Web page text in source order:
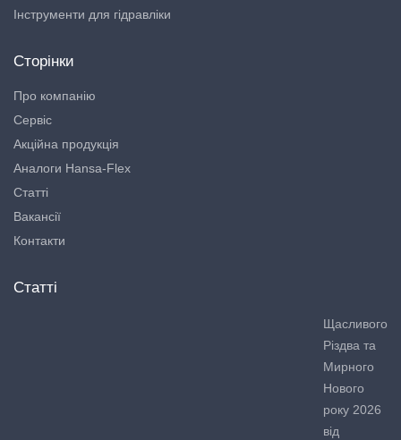
Інструменти для гідравліки
Сторінки
Про компанію
Сервіс
Акційна продукція
Аналоги Hansa-Flex
Статті
Вакансії
Контакти
Статті
Щасливого
Різдва та
Мирного
Нового
року 2026
від